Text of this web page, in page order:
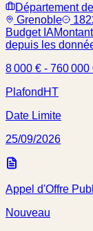
Département
Grenoble
Budget IA
depuis les
8 000 € - 760 000
Plafond HT
Date Limite
25/09/2026
Appel d'Offre
Nouveau